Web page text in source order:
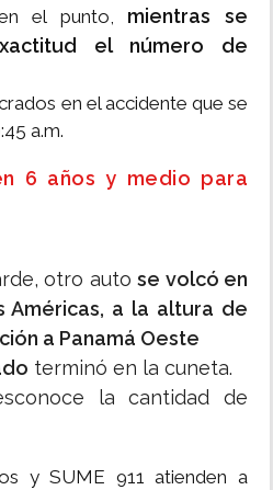
el punto, mientras se
el número de
en el accidente que se
a.m.
6 años y medio para
otro autose volcó en
Américas, a la altura de
a Panamá Oeste
terminó en la cuneta.
la cantidad de
y SUME 911 atienden a